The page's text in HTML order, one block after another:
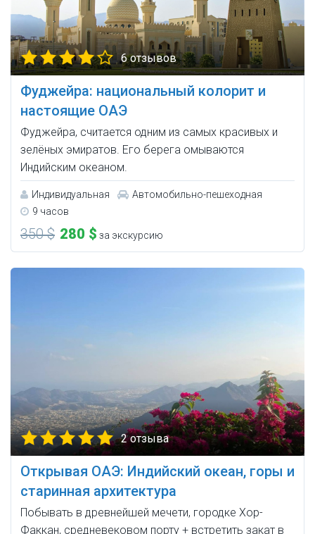
6 отзывов
Фуджейра: национальный колорит и
настоящие ОАЭ
Фуджейра, считается одним из самых красивых и
зелёных эмиратов. Его берега омываются
Индийским океаном.
Индивидуальная
Автомобильно-пешеходная
9 часов
350 $ 280 $ за экскурсию
2 отзыва
Открывая ОАЭ: Индийский океан, горы и
старинная архитектура
Побывать в древнейшей мечети, городке Хор-
Факкан, средневековом порту + встретить закат в